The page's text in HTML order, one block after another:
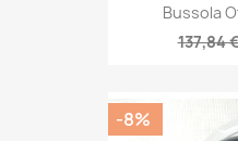
Bussola
137,84
-8%